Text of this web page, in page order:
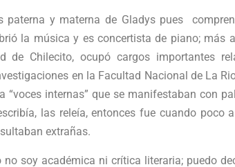
paterna y materna de Gladys pues
la música y es concertista de piano; más
de Chilecito, ocupó cargos importantes
en la Facultad Nacional de La
“voces internas” que se manifestaban con
las releía, entonces fue cuando poco
extrañas.
no soy académica ni crítica literaria; puedo